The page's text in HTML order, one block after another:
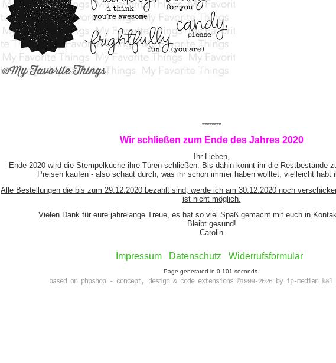
********
Wir schließen zum Ende des Jahres 2020
Ihr Lieben,
Ende 2020 wird die Stempelküche ihre Türen schließen. Bis dahin könnt ihr die Restbestände
Preisen kaufen - also schaut durch, was ihr schon immer haben wolltet, vielleicht habt
Alle Bestellungen die bis zum 29.12.2020 bezahlt sind, werde ich am 30.12.2020 noch
ist nicht möglich.
Vielen Dank für eure jahrelange Treue, es hat so viel Spaß gemacht mit euch in
Bleibt gesund!
Carolin
Impressum Datenschutz Widerrufsformular
Page generated in 0,101 seconds.
based on phpshop - concept, design & code extensions ©1999-2026 by ip-medien